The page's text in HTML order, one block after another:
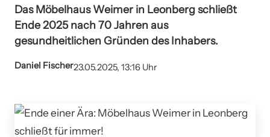
Das Möbelhaus Weimer in Leonberg schließt
Ende 2025 nach 70 Jahren aus
gesundheitlichen Gründen des Inhabers.
Daniel Fischer23.05.2025, 13:16 Uhr